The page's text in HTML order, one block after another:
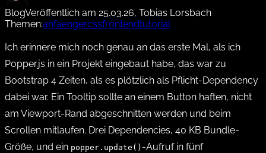
BlogVeröffentlich am 25.03.26, Tobias Lorsbach
Themen:anfaengercssfrontendtutorial
Ich erinnere mich noch genau an das erste Mal, als ich
Popper.js in ein Projekt eingebaut habe, das war zu
Bootstrap 4 Zeiten, als es plötzlich als Pflicht-Dependency
dabei war. Ein Tooltip sollte an einem Button haften, nicht
am Viewport-Rand abgeschnitten werden und beim
Scrollen mitlaufen. Drei Dependencies, 40 KB Bundle-
Größe, und ein popper.update() -Aufruf in fünf